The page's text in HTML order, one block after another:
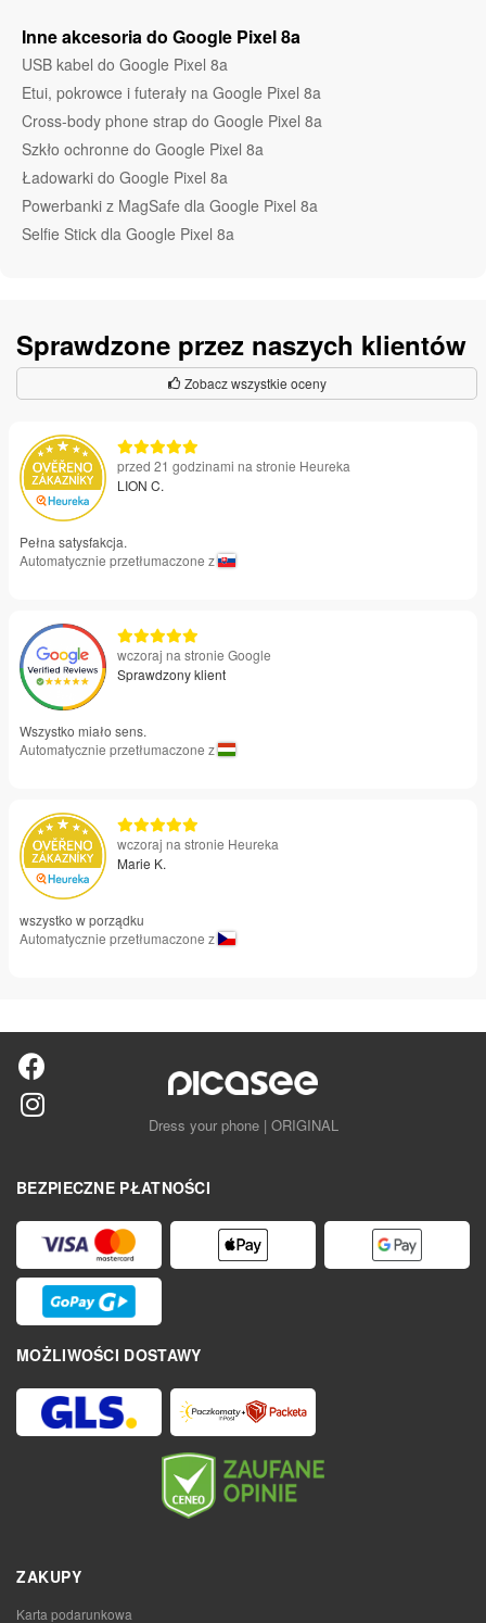
Inne akcesoria do Google Pixel 8a
USB kabel do Google Pixel 8a
Etui, pokrowce i futerały na Google Pixel 8a
Cross-body phone strap do Google Pixel 8a
Szkło ochronne do Google Pixel 8a
Ładowarki do Google Pixel 8a
Powerbanki z MagSafe dla Google Pixel 8a
Selfie Stick dla Google Pixel 8a
Sprawdzone przez naszych klientów
Zobacz wszystkie oceny
przed 21 godzinami na stronie Heureka
LION C.
Pełna satysfakcja.
Automatycznie przetłumaczone z
wczoraj na stronie Google
Sprawdzony klient
Wszystko miało sens.
Automatycznie przetłumaczone z
wczoraj na stronie Heureka
Marie K.
wszystko w porządku
Automatycznie przetłumaczone z
Dress your phone | ORIGINAL
BEZPIECZNE PŁATNOŚCI
MOŻLIWOŚCI DOSTAWY
ZAKUPY
Karta podarunkowa